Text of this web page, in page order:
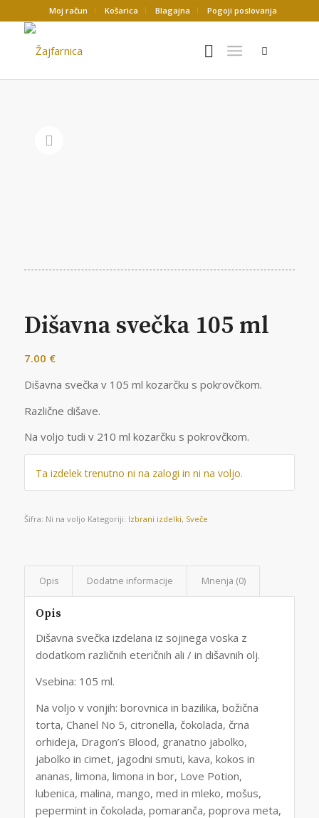
Moj račun Košarica Blagajna Pogoji poslovanja
Dišavna svečka 105 ml
7.00 €
Dišavna svečka v 105 ml kozarčku s pokrovčkom.
Različne dišave.
Na voljo tudi v 210 ml kozarčku s pokrovčkom.
Ta izdelek trenutno ni na zalogi in ni na voljo.
Šifra: Ni na voljo Kategoriji: Izbrani izdelki, Sveče
Opis Dodatne informacije Mnenja (0)
Opis
Dišavna svečka izdelana iz sojinega voska z
dodatkom različnih eteričnih ali / in dišavnih olj.
Vsebina: 105 ml.
Na voljo v vonjih: borovnica in bazilika, božična
torta, Chanel No 5, citronella, čokolada, črna
orhideja, Dragon’s Blood, granatno jabolko,
jabolko in cimet, jagodni smuti, kava, kokos in
ananas, limona, limona in bor, Love Potion,
lubenica, malina, mango, med in mleko, mošus,
pepermint in čokolada, pomaranča, poprova meta,